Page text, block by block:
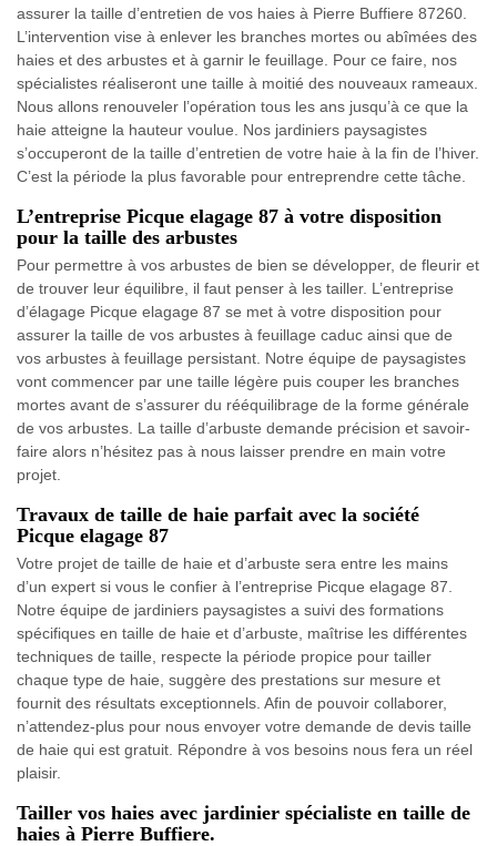
assurer la taille d’entretien de vos haies à Pierre Buffiere 87260.
L’intervention vise à enlever les branches mortes ou abîmées des
haies et des arbustes et à garnir le feuillage. Pour ce faire, nos
spécialistes réaliseront une taille à moitié des nouveaux rameaux.
Nous allons renouveler l’opération tous les ans jusqu’à ce que la
haie atteigne la hauteur voulue. Nos jardiniers paysagistes
s’occuperont de la taille d’entretien de votre haie à la fin de l’hiver.
C’est la période la plus favorable pour entreprendre cette tâche.
L’entreprise Picque elagage 87 à votre disposition
pour la taille des arbustes
Pour permettre à vos arbustes de bien se développer, de fleurir et
de trouver leur équilibre, il faut penser à les tailler. L’entreprise
d’élagage Picque elagage 87 se met à votre disposition pour
assurer la taille de vos arbustes à feuillage caduc ainsi que de
vos arbustes à feuillage persistant. Notre équipe de paysagistes
vont commencer par une taille légère puis couper les branches
mortes avant de s’assurer du rééquilibrage de la forme générale
de vos arbustes. La taille d’arbuste demande précision et savoir-
faire alors n’hésitez pas à nous laisser prendre en main votre
projet.
Travaux de taille de haie parfait avec la société
Picque elagage 87
Votre projet de taille de haie et d’arbuste sera entre les mains
d’un expert si vous le confier à l’entreprise Picque elagage 87.
Notre équipe de jardiniers paysagistes a suivi des formations
spécifiques en taille de haie et d’arbuste, maîtrise les différentes
techniques de taille, respecte la période propice pour tailler
chaque type de haie, suggère des prestations sur mesure et
fournit des résultats exceptionnels. Afin de pouvoir collaborer,
n’attendez-plus pour nous envoyer votre demande de devis taille
de haie qui est gratuit. Répondre à vos besoins nous fera un réel
plaisir.
Tailler vos haies avec jardinier spécialiste en taille de
haies à Pierre Buffiere.